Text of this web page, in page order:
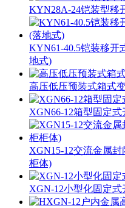
KYN28A-24铠装型移
KYN61-40.5铠装移开
地式)
高压低压预装式箱式
XGN66-12箱型固定
XGN15-12交流金属
柜体)
XGN-12小型化固定